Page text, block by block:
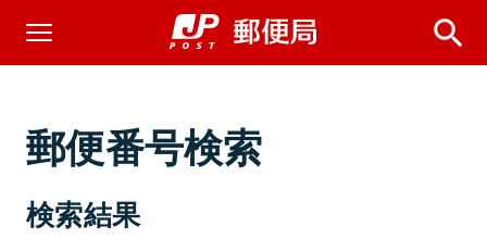
郵便番号検索
検索結果